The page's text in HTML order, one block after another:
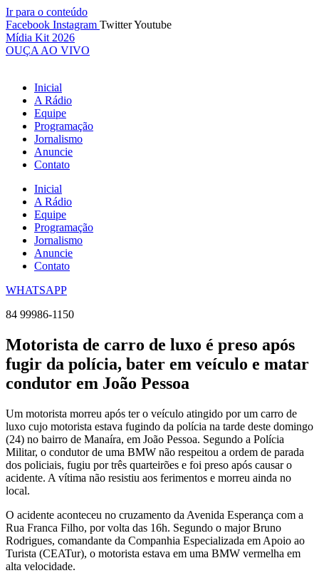
Ir para o conteúdo
Facebook Instagram TwitterYoutube
Mídia Kit 2026
OUÇA AO VIVO
Inicial
A Rádio
Equipe
Programação
Jornalismo
Anuncie
Contato
Inicial
A Rádio
Equipe
Programação
Jornalismo
Anuncie
Contato
WHATSAPP
84 99986-1150
Motorista de carro de luxo é preso após
fugir da polícia, bater em veículo e matar
condutor em João Pessoa
Um motorista morreu após ter o veículo atingido por um carro de
luxo cujo motorista estava fugindo da polícia na tarde deste domingo
(24) no bairro de Manaíra, em João Pessoa. Segundo a Polícia
Militar, o condutor de uma BMW não respeitou a ordem de parada
dos policiais, fugiu por três quarteirões e foi preso após causar o
acidente. A vítima não resistiu aos ferimentos e morreu ainda no
local.
O acidente aconteceu no cruzamento da Avenida Esperança com a
Rua Franca Filho, por volta das 16h. Segundo o major Bruno
Rodrigues, comandante da Companhia Especializada em Apoio ao
Turista (CEATur), o motorista estava em uma BMW vermelha em
alta velocidade.